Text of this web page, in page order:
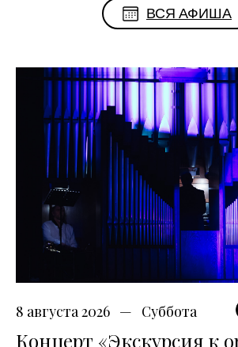
ВСЯ АФИША
8 августа 2026 Суббота
Концерт «Экскурсия к